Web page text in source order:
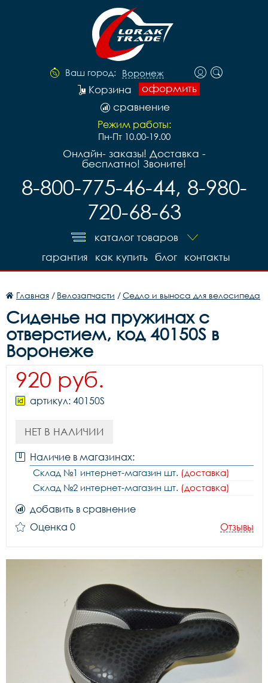
Ваш город: Воронеж
оформить
Корзина
сравнение
Режим работы:
Пн-Пт 10.00-19.00
Онлайн- заказы! Доставка -
бесплатно! Звоните!
8-800-775-46-44, 8-980-
720-68-63
каталог товаров
контакты
блог
как купить
гарантия
Главная / Велозапчасти /Седло и выноса для велосипеда
Сиденье на пружинах с
отверстием, код 40150S в
Воронеже
920 руб.
артикул: 40150S
НЕТ В НАЛИЧИИ
Наличие в магазинах:
Склад №1 интернет-магазин шт. (доставка)
Склад №2 интернет-магазин шт. (доставка)
добавить в сравнение
Оценка 0
Отзывы